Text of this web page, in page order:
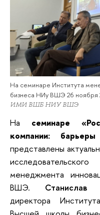
На семинаре Института
бизнеса НИу ВШЭ 26 ноября
ИМИ ВШБ НИУ ВШЭ
На семинаре
компании:
представлены
менеджмента
ВШЭ. Станислав
директора